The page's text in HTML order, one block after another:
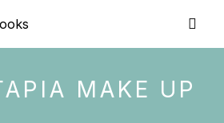
MAKE UP